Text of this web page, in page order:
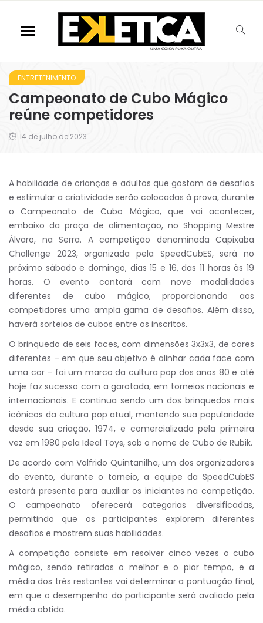
ENTRETENIMENTO
Campeonato de Cubo Mágico
reúne competidores
14 de julho de 2023
A habilidade de crianças e adultos que gostam de desafios
e estimular a criatividade serão colocadas à prova, durante
o Campeonato de Cubo Mágico, que vai acontecer,
embaixo da praça de alimentação, no Shopping Mestre
Álvaro, na Serra. A competição denominada Capixaba
Challenge 2023, organizada pela SpeedCubES, será no
próximo sábado e domingo, dias 15 e 16, das 11 horas às 19
horas. O evento contará com nove modalidades
diferentes de cubo mágico, proporcionando aos
competidores uma ampla gama de desafios. Além disso,
haverá sorteios de cubos entre os inscritos.
O brinquedo de seis faces, com dimensões 3x3x3, de cores
diferentes – em que seu objetivo é alinhar cada face com
uma cor – foi um marco da cultura pop dos anos 80 e até
hoje faz sucesso com a garotada, em torneios nacionais e
internacionais. E continua sendo um dos brinquedos mais
icônicos da cultura pop atual, mantendo sua popularidade
desde sua criação, 1974, e comercializado pela primeira
vez em 1980 pela Ideal Toys, sob o nome de Cubo de Rubik.
De acordo com Valfrido Quintanilha, um dos organizadores
do evento, durante o torneio, a equipe da SpeedCubES
estará presente para auxiliar os iniciantes na competição.
O campeonato oferecerá categorias diversificadas,
permitindo que os participantes explorem diferentes
desafios e mostrem suas habilidades.
A competição consiste em resolver cinco vezes o cubo
mágico, sendo retirados o melhor e o pior tempo, e a
média dos três restantes vai determinar a pontuação final,
em que o desempenho do participante será avaliado pela
média obtida.